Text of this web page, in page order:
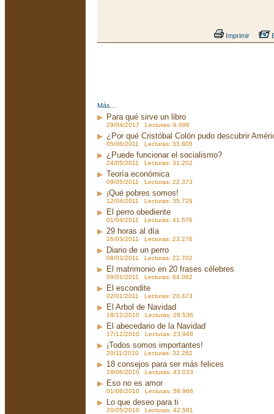
Imprimir
Más...
Para qué sirve un libro
29/04/2017 Lecturas: 6.096
¿Por qué Cristóbal Colón pudo descubrir
05/06/2011 Lecturas: 33.805
¿Puede funcionar el socialismo?
24/05/2011 Lecturas: 31.202
Teoría económica
09/05/2011 Lecturas: 22.373
¡Qué pobres somos!
12/04/2011 Lecturas: 35.729
El perro obediente
01/04/2011 Lecturas: 41.576
29 horas al día
26/03/2011 Lecturas: 23.276
Diario de un perro
08/03/2011 Lecturas: 22.702
El matrimonio en 20 frases célebres
09/01/2011 Lecturas: 64.062
El escondite
02/01/2011 Lecturas: 20.473
El Arbol de Navidad
18/12/2010 Lecturas: 29.536
El abecedario de la Navidad
17/12/2010 Lecturas: 23.948
¡Todos somos importantes!
20/11/2010 Lecturas: 32.282
18 consejos para ser más felices
18/06/2010 Lecturas: 43.033
Eso no es amor
01/06/2010 Lecturas: 58.966
Lo que deseo para ti
20/05/2010 Lecturas: 42.581